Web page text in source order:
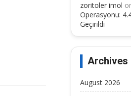
zoritoler imol
Operasyonu:
Geçirildi
Archives
August 2026